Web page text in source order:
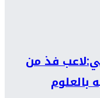
فذ من
بالعلوم